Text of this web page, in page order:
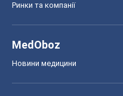
Ринки та компанії
MedOboz
Новини медицини